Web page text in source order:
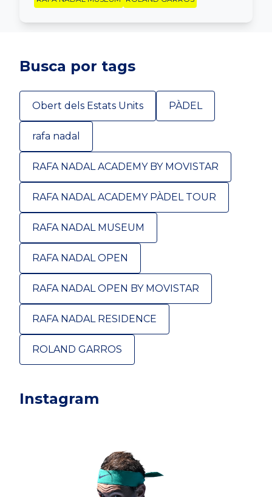
Busca por tags
Obert dels Estats Units PÀDEL
rafa nadal
RAFA NADAL ACADEMY BY MOVISTAR
RAFA NADAL ACADEMY PÀDEL TOUR
RAFA NADAL MUSEUM
RAFA NADAL OPEN
RAFA NADAL OPEN BY MOVISTAR
RAFA NADAL RESIDENCE
ROLAND GARROS
Instagram